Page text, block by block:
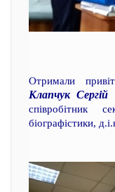
Отримали
Клапчук Сергій
співробітник
біографістики,